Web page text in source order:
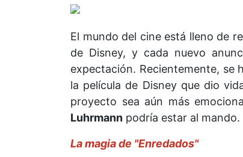
El mundo del cine está lleno de
de Disney, y cada nuevo
expectación. Recientemente, se
la película de Disney que dio
proyecto sea aún más
Luhrmann podría estar al mando.
La magia de "Enredados"